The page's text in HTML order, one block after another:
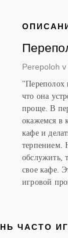
Perepoloh v
"Переполох
что она
проще. В
окажемся в
кафе и
терпением.
обслужить,
свое кафе.
игровой
ЧАСТО